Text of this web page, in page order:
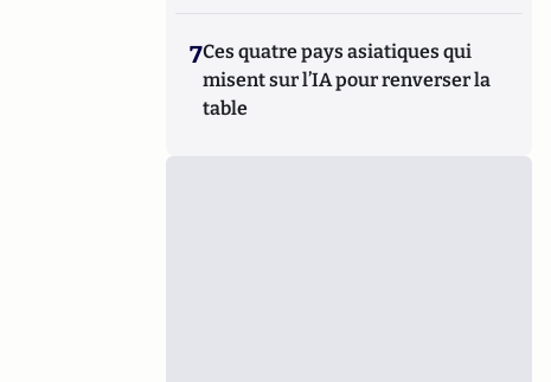
7Ces quatre pays asiatiques qui
misent sur l’IA pour renverser la
table